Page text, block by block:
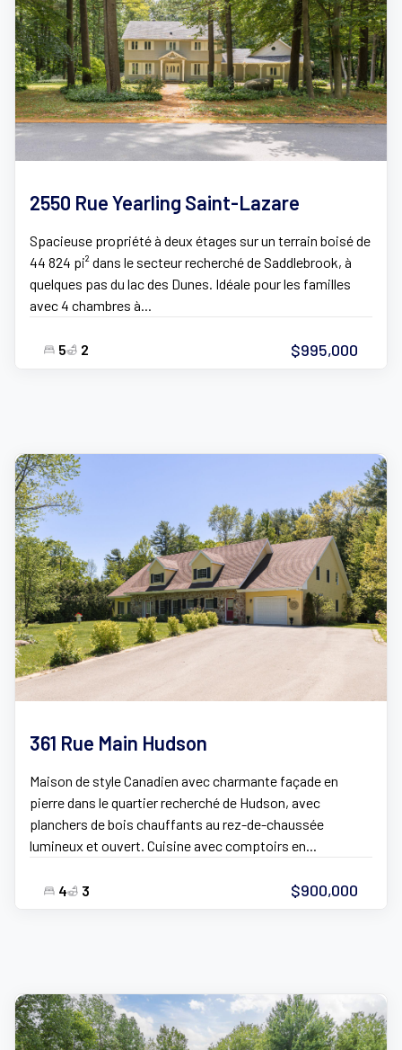
2550 Rue Yearling Saint-Lazare
Spacieuse propriété à deux étages sur un terrain boisé de
44 824 pi² dans le secteur recherché de Saddlebrook, à
quelques pas du lac des Dunes. Idéale pour les familles
avec 4 chambres à...
5 2 $995,000
361 Rue Main Hudson
Maison de style Canadien avec charmante façade en
pierre dans le quartier recherché de Hudson, avec
planchers de bois chauffants au rez-de-chaussée
lumineux et ouvert. Cuisine avec comptoirs en...
4 3 $900,000